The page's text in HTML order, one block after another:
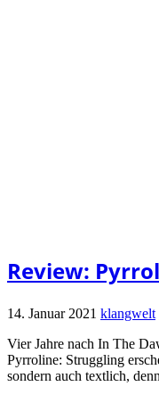
Review:
14. Januar 2021 klangwelt
Vier Jahre nach In The
Pyrroline: Struggling
sondern auch textlich,